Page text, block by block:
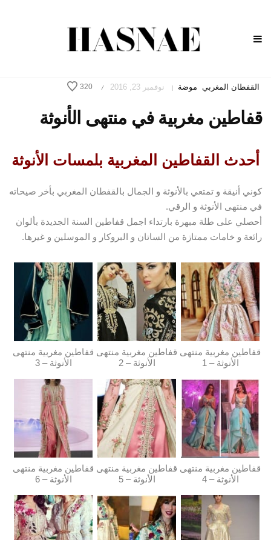
القفطان المغربي موضة | نوفمبر 23, 2016 /
320
قفاطين مغربية في منتهى الأنوثة
أحدث القفاطين المغربية بلمسات الأنوثة
كوني أنيقة و تمتعي بالأنوثة و الجمال بالقفطان المغربي بأخر صيحاته
في منتهى الأنوثة و الرقي.
أحصلي على طلة مبهرة بارتداء اجمل قفاطين السنة الجديدة بألوان
رائعة و خامات ممتازة من الساتان و البروكار و الموسلين و غيرها.
قفاطين مغربية منتهى
الأنوثة – 1
قفاطين مغربية منتهى
الأنوثة – 2
قفاطين مغربية منتهى
الأنوثة – 3
قفاطين مغربية منتهى
الأنوثة – 4
قفاطين مغربية منتهى
الأنوثة – 5
قفاطين مغربية منتهى
الأنوثة – 6